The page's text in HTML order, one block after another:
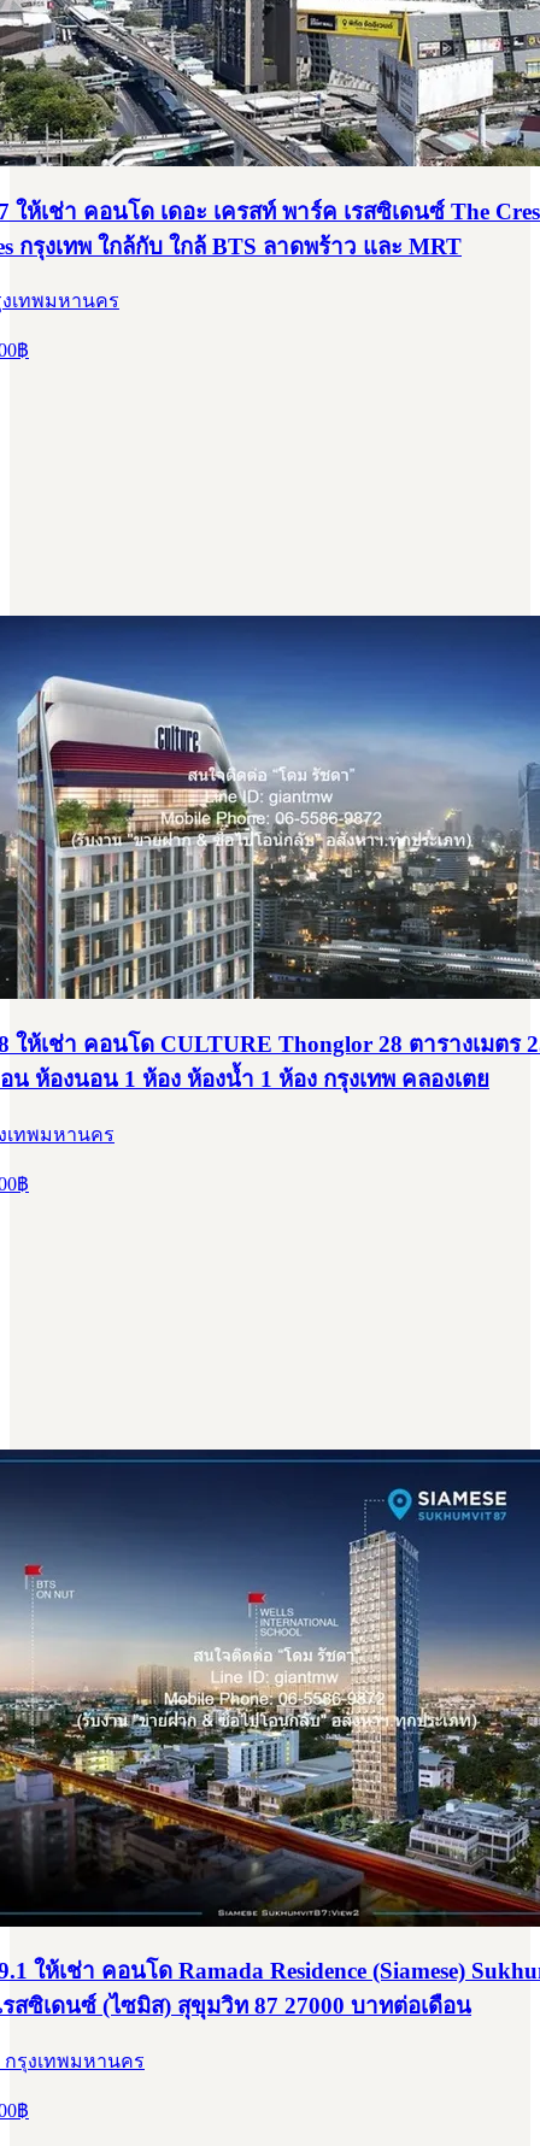
ให้เช่า คอนโด เดอะ เครสท์ พาร์ค เรสซิเดนซ์ The
กรุงเทพ ใกล้กับ ใกล้ BTS ลาดพร้าว และ MRT
เทพมหานคร
฿
ให้เช่า คอนโด CULTURE Thonglor 28 ตารางเมตร
น ห้องนอน 1 ห้อง ห้องน้ำ 1 ห้อง กรุงเทพ คลองเตย
เทพมหานคร
฿
ให้เช่า คอนโด Ramada Residence (Siamese)
สซิเดนซ์ (ไซมิส) สุขุมวิท 87 27000 บาทต่อเดือน
กรุงเทพมหานคร
฿